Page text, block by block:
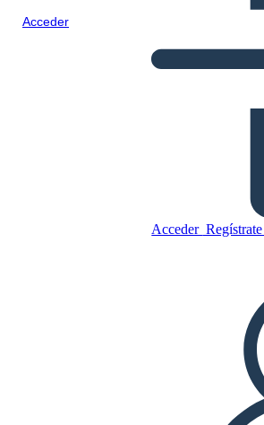
Acceder
Acceder
Tabuľka – 4
Riadkov
Copie este guión
CREAR UN GUIÓN
JUEGO DE